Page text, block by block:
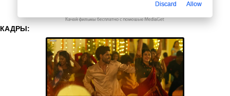
КАДРЫ:
Discard Allow